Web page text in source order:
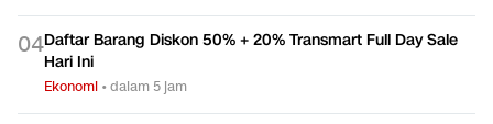
04Daftar Barang Diskon 50% + 20% Transmart Full Day Sale
Hari Ini
Ekonomi •dalam 5 jam